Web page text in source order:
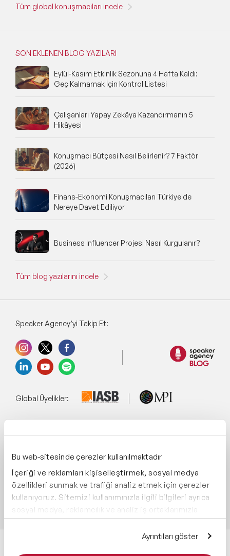
Bu web-sitesinde çerezler kullanılmaktadır
İçeriği ve reklamları kişiselleştirmek, sosyal medya
özellikleri sunmak ve trafiği analiz etmek için çerezler
kullanıyoruz. Sitemizi kullanımınızla ilgili bilgileri ayrıca
sosyal medya, reklamcılık ve analiz iş ortaklarımızla
paylaşabiliriz. İş ortaklarımız, bu bilgileri kendilerine
sağladığınız veya hizmetlerini kullanırken topladıkları
Ayrıntıları göster
Tüm global konuşmacıları incele
SON EKLENEN BLOG YAZILARI
Eylül-Kasım Etkinlik Sezonuna 4 Hafta Kaldı:
Geç Kalmamak İçin Kontrol Listesi
Çalışanları Yapay Zekâya Kazandırmanın 5
Hikâyesi
Konuşmacı Bütçesi Nasıl Belirlenir? 7 Faktör
(2026)
Finans-Ekonomi Konuşmacıları Türkiye'de
Nereye Davet Ediliyor
Business Influencer Projesi Nasıl Kurgulanır?
Tüm blog yazılarını incele
Speaker Agency’yi Takip Et:
Global Üyelikler:
Destekliyoruz: